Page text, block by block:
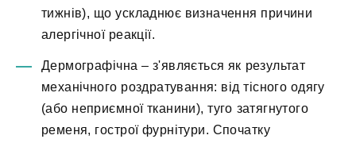
тижнів), що ускладнює визначення причини
алергічної реакції.
Дермографічна – з'являється як результат
механічного роздратування: від тісного одягу
(або неприємної тканини), туго затягнутого
ременя, гострої фурнітури. Спочатку